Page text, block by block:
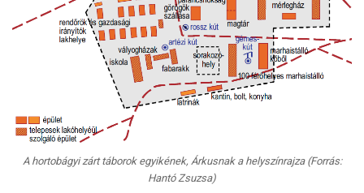
A hortobágyi zárt táborok egyikének, Árkusnak a helyszínrajza (Forrás:
Hantó Zsuzsa)